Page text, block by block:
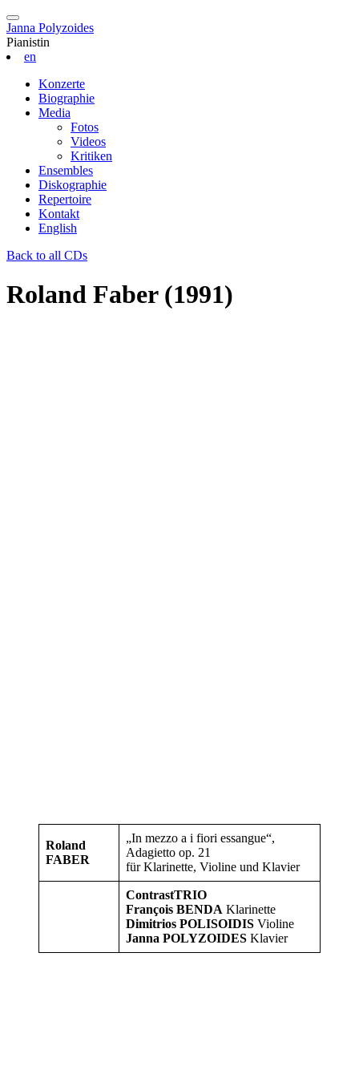
Janna Polyzoides
Pianistin
en
Konzerte
Biographie
Media
Fotos
Videos
Kritiken
Ensembles
Diskographie
Repertoire
Kontakt
English
Back to all CDs
Roland Faber (1991)
Roland
FABER
„In mezzo a i fiori essangue“,
Adagietto op. 21
für Klarinette, Violine und Klavier
ContrastTRIO
François BENDA Klarinette
Dimitrios POLISOIDIS Violine
Janna POLYZOIDES Klavier